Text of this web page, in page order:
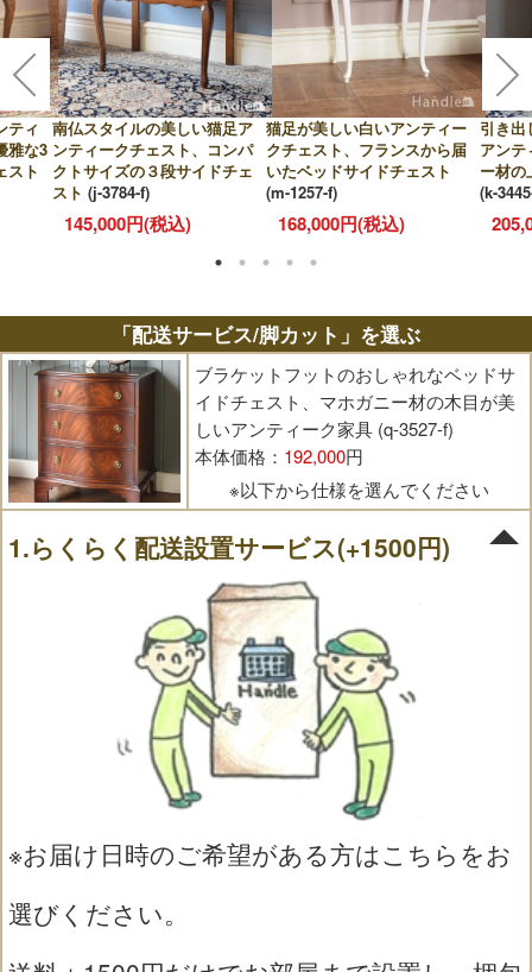
ティ
雅な3
スト
南仏スタイルの美しい猫足ア
ンティークチェスト、コンパ
クトサイズの３段サイドチェ
スト (j-3784-f)
145,000円(税込)
猫足が美しい白いアンティー
クチェスト、フランスから届
いたベッドサイドチェスト
(m-1257-f)
168,000円(税込)
引き出
アンテ
ー材の
(k-
「配送サービス/脚カット」を選ぶ
ブラケットフットのおしゃれなベッドサ
イドチェスト、マホガニー材の木目が美
しいアンティーク家具 (q-3527-f)
本体価格： 192,000円
※以下から仕様を選んでください
1.らくらく配送設置サービス(+1500円)
※お届け日時のご希望がある方はこちらをお
選びください。